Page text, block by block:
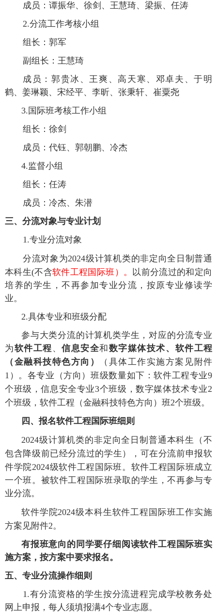
成员： 谭振华、徐剑、王慧琦、梁振、任涛
2.分流工作考核小组
组长： 郭军
副组长：王慧琦
成员： 郭贵冰、王爽、高天寒、邓卓夫、于明
鹤、姜琳颖、宋经平、李昕、张秉轩、崔粟尧
3. 国际班考核工作小组
组长： 徐剑
成员： 代钰、郭朝鹏、冷杰
4.监督小组
组长： 任涛
成员： 冷杰、朱潜
三、分流对象与专业计划
1.专业分流对象
分流对象为2024级计算机类的非定向全日制普通
本科生(不含软件工程国际班）。
以前分流过的和定向
培养的学生，不再参加专业分流，按原专业修读学
业。
2.具体专业和班级分配
参与大类分流的计算机类学生，对应的分流专业
为软件工程 、信息安全和 数字媒体技术 、 软件工程
（ 金融科技特色方向 ） （ 具体工作实施方案 见附件
1）。各专业（方向）班级数量如下：软件工程专业9
个班级，信息安全专业3个班级，数字媒体技术专业2
个班级， 软件工程 （金融科技特色方向 ） 班2个班级。
四、报名软件工程国际班细则
2024级计算机类的非定向全日制普通本科生（不
包含降级前已经分流过的学生），可在分流前申报软
件学院2024级软件工程国际班。软件工程国际班成立
一个班。被软件工程国际班录取的学生 ，不再参与专
业分流。
软件学院2024级本科生软件工程国际班工作实施
方案见附件2。
有报班意向的同学要仔细阅读软件工程国际班实
施方案，按方案中要求报名。
五、专业分流操作细则
1.有分流资格的学生按分流进程完成学校教务处
网上申报，每人须填报满4个专业志愿。